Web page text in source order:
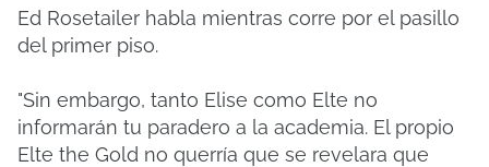
Ed Rosetailer habla mientras corre por el pasillo
del primer piso.
"Sin embargo, tanto Elise como Elte no
informarán tu paradero a la academia. El propio
Elte the Gold no querría que se revelara que